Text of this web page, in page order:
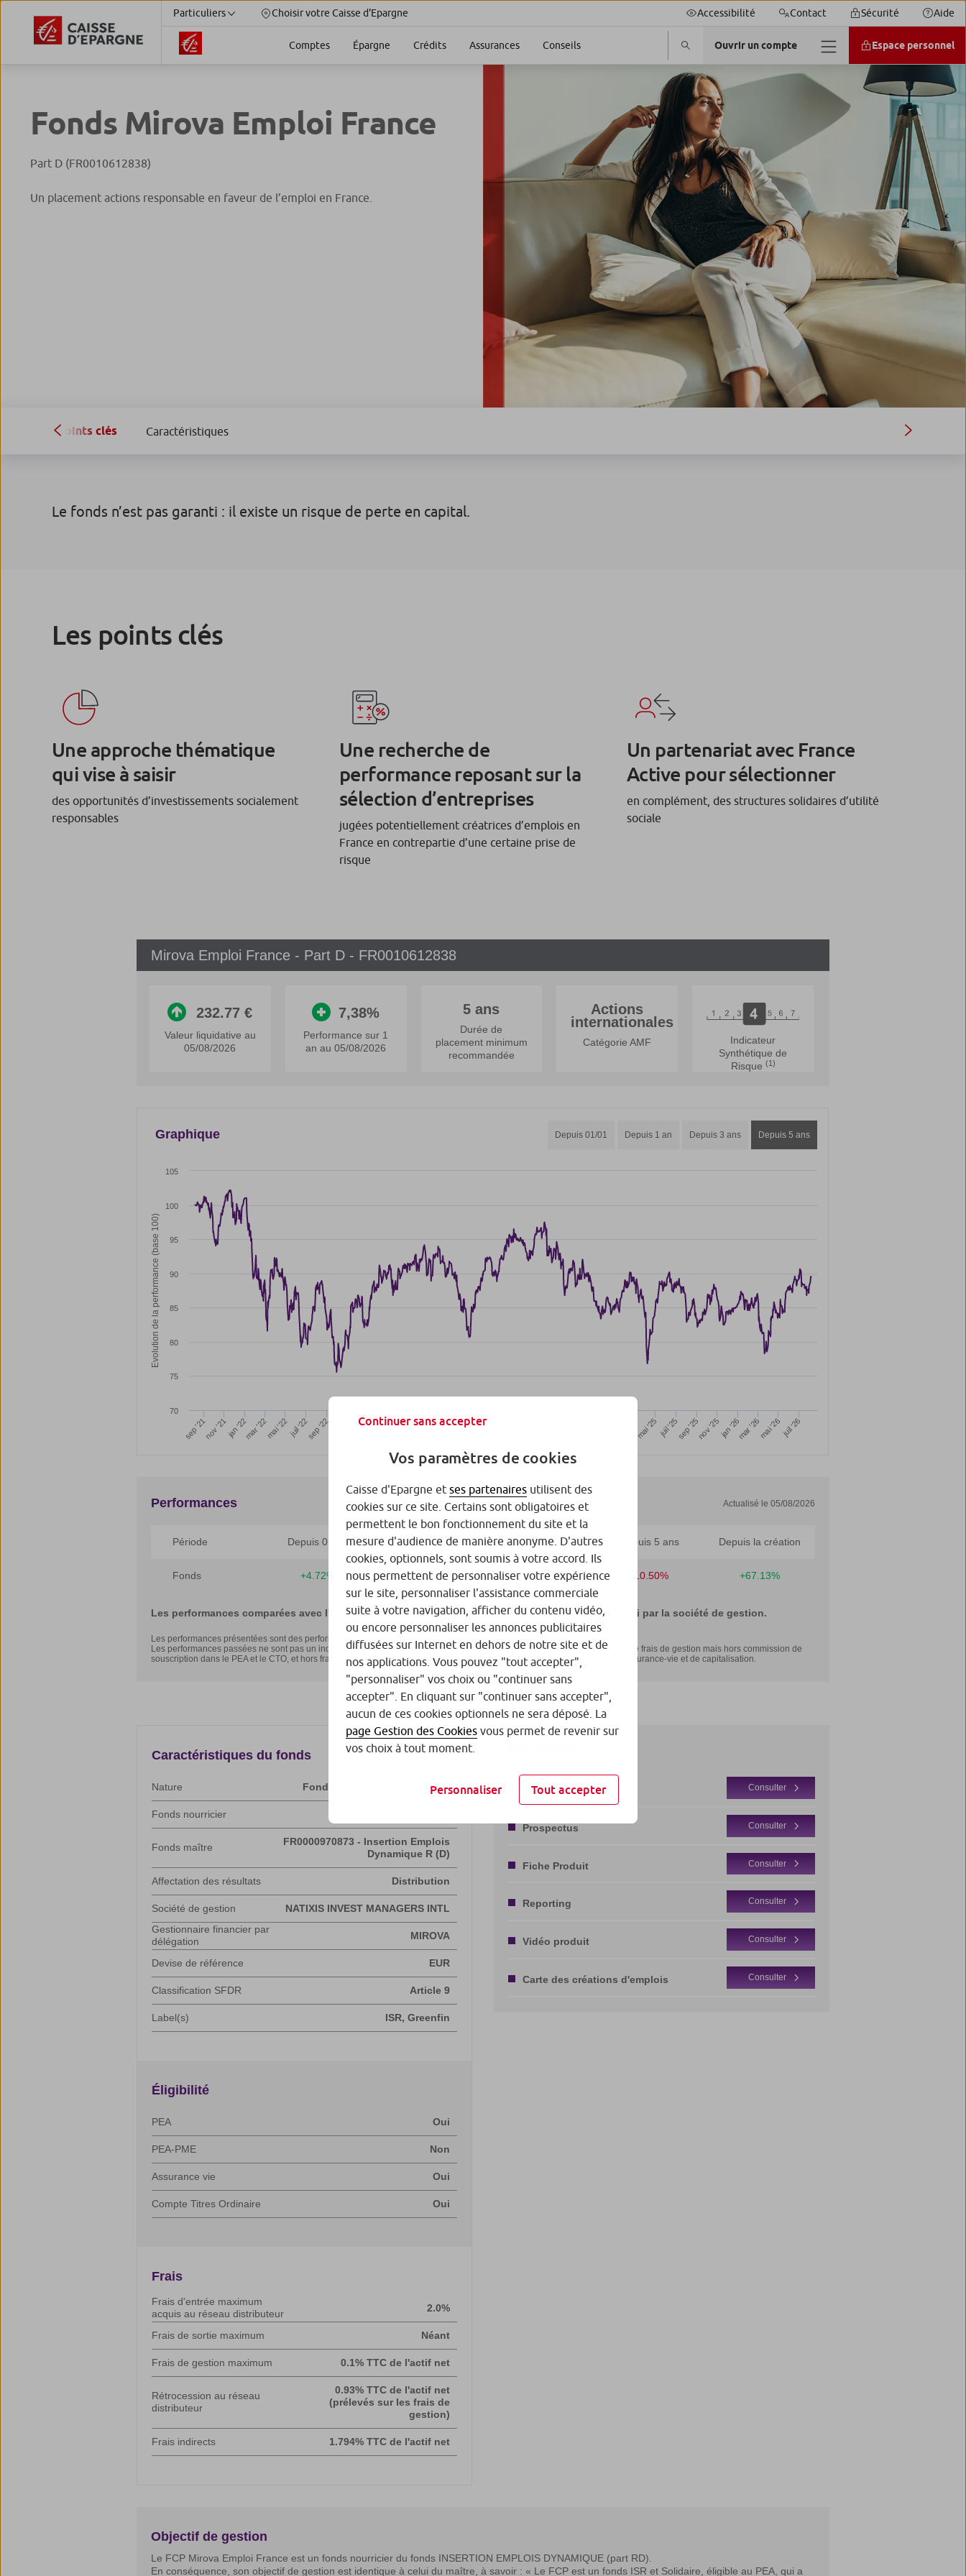
Particuliers Choisir votre Caisse d'Epargne Accessibilité Contact Sécurité Aide
Comptes Épargne Crédits Assurances Conseils Ouvrir un compte Espace personnel
Fonds Mirova Emploi France
Part D (FR0010612838)
Un placement actions responsable en faveur de l’emploi en France.
Points clés Caractéristiques
Le fonds n’est pas garanti : il existe un risque de perte en capital.
Les points clés
Une approche thématique
qui vise à saisir
des opportunités d’investissements socialement
responsables
Une recherche de
performance reposant sur la
sélection d’entreprises
jugées potentiellement créatrices d’emplois en
France en contrepartie d’une certaine prise de
risque
Un partenariat avec France
Active pour sélectionner
en complément, des structures solidaires d’utilité
sociale
Continuer sans accepter
Vos paramètres de cookies
Caisse d'Epargne et ses partenaires utilisent des
cookies sur ce site. Certains sont obligatoires et
permettent le bon fonctionnement du site et la
mesure d'audience de manière anonyme. D'autres
cookies, optionnels, sont soumis à votre accord. Ils
nous permettent de personnaliser votre expérience
sur le site, personnaliser l'assistance commerciale
suite à votre navigation, afficher du contenu vidéo,
ou encore personnaliser les annonces publicitaires
diffusées sur Internet en dehors de notre site et de
nos applications. Vous pouvez "tout accepter",
"personnaliser" vos choix ou "continuer sans
accepter". En cliquant sur "continuer sans accepter",
aucun de ces cookies optionnels ne sera déposé. La
page Gestion des Cookies vous permet de revenir sur
vos choix à tout moment.
Personnaliser Tout accepter